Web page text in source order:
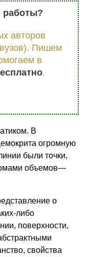
работы?
авторов
Пишем
в
.
В
огромную
были точ­ки,
объемов—
о
либо
поверхности,
свойства